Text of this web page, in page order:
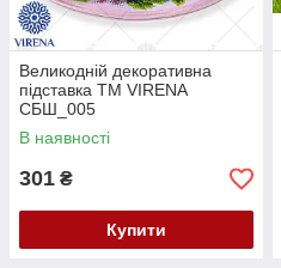
Великодній декоративна
підставка ТМ VIRENA
СБШ_005
В наявності
301 ₴
Купити